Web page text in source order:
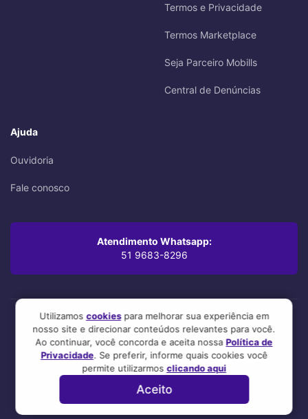
Termos e Privacidade
Termos Marketplace
Seja Parceiro Mobills
Central de Denúncias
Ajuda
Ouvidoria
Fale conosco
Atendimento Whatsapp:
51 9683-8296
Oi! Leu até aqui? Você se preocupa com os mínimos detalhes,
mesmo. A gente também.
Esse site foi feito com 💜 por nosso time! :3
Utilizamos cookiespara melhorar sua experiência em
nosso site e direcionar conteúdos relevantes para você.
Ao continuar, você concorda e aceita nossaPolítica de
Privacidade. Se preferir, informe quais cookies você
permite utilizarmos clicando aqui
Aceito